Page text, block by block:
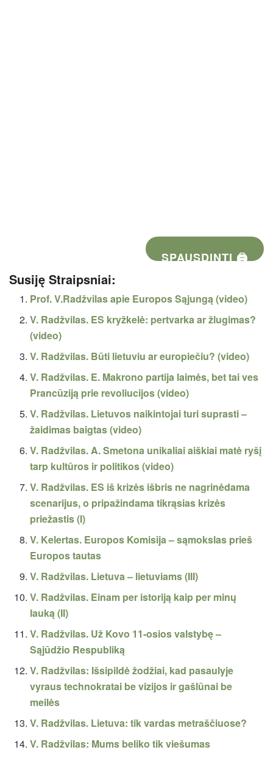
SPAUSDINTI 🖨
Susiję Straipsniai:
Prof. V.Radžvilas apie Europos Sąjungą (video)
V. Radžvilas. ES kryžkelė: pertvarka ar žlugimas?
(video)
V. Radžvilas. Būti lietuviu ar europiečiu? (video)
V. Radžvilas. E. Makrono partija laimės, bet tai ves
Prancūziją prie revoliucijos (video)
V. Radžvilas. Lietuvos naikintojai turi suprasti –
žaidimas baigtas (video)
V. Radžvilas. A. Smetona unikaliai aiškiai matė ryšį
tarp kultūros ir politikos (video)
V. Radžvilas. ES iš krizės išbris ne nagrinėdama
scenarijus, o pripažindama tikrąsias krizės
priežastis (I)
V. Kelertas. Europos Komisija – sąmokslas prieš
Europos tautas
V. Radžvilas. Lietuva – lietuviams (III)
V. Radžvilas. Einam per istoriją kaip per minų
lauką (II)
V. Radžvilas. Už Kovo 11-osios valstybę –
Sąjūdžio Respubliką
V. Radžvilas: Išsipildė žodžiai, kad pasaulyje
vyraus technokratai be vizijos ir gašlūnai be
meilės
V. Radžvilas. Lietuva: tik vardas metraščiuose?
V. Radžvilas: Mums beliko tik viešumas